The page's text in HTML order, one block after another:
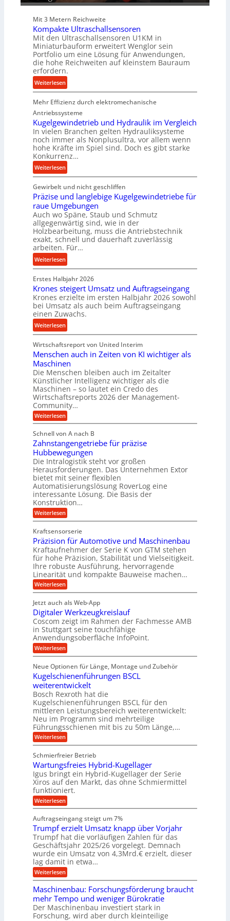
i
P
r
o
d
u
k
t
i
o
i
n
d
e
n
M
i
t
t
e
l
s
a
n
d
Mit 3 Metern Reichweite
Kompakte Ultraschallsensoren
Mit den Ultraschallsensoren U1KM in
Miniaturbauform erweitert Wenglor sein
Portfolio um eine Lösung für Anwendungen,
die hohe Reichweiten auf kleinstem Bauraum
erfordern.
Weiterlesen:
K
o
m
p
a
k
t
e
U
l
t
r
a
s
c
h
a
l
l
s
e
n
s
o
r
e
n
Mehr Effizienz durch elektromechanische
Antriebssysteme
Kugelgewindetrieb und Hydraulik im Vergleich
In vielen Branchen gelten Hydrauliksysteme
noch immer als Nonplusultra, vor allem wenn
hohe Kräfte im Spiel sind. Doch es gibt starke
Konkurrenz…
Weiterlesen:
K
u
g
e
l
g
e
w
i
n
e
t
r
i
b
u
n
d
H
y
d
r
a
u
i
k
i
m
V
e
r
g
l
c
h
Gewirbelt und nicht geschliffen
Präzise und langlebige Kugelgewindetriebe für
raue Umgebungen
Auch wo Späne, Staub und Schmutz
allgegenwärtig sind, wie in der
Holzbearbeitung, muss die Antriebstechnik
exakt, schnell und dauerhaft zuverlässig
arbeiten. Für…
Weiterlesen:
P
r
ä
z
i
s
e
u
n
d
l
a
n
g
l
e
b
i
g
e
K
u
g
e
l
g
e
w
n
d
e
t
r
i
e
b
e
f
ü
r
r
a
u
e
U
m
g
e
b
u
n
g
e
n
Erstes Halbjahr 2026
Krones steigert Umsatz und Auftragseingang
Krones erzielte im ersten Halbjahr 2026 sowohl
bei Umsatz als auch beim Auftragseingang
einen Zuwachs.
Weiterlesen:
K
r
o
n
e
s
s
t
e
i
g
e
r
t
U
m
s
a
t
z
u
n
d
A
u
f
t
a
g
s
e
i
n
g
a
n
g
Wirtschaftsreport von United Interim
Menschen auch in Zeiten von KI wichtiger als
Maschinen
Die Menschen bleiben auch im Zeitalter
Künstlicher Intelligenz wichtiger als die
Maschinen – so lautet ein Credo des
Wirtschaftsreports 2026 der Management-
Community…
Weiterlesen:
M
n
s
c
h
e
n
a
u
c
h
i
n
Z
e
e
n
v
o
n
K
I
w
i
c
h
t
i
g
e
r
a
l
s
M
a
s
c
h
i
n
e
n
Schnell von A nach B
Zahnstangengetriebe für präzise
Hubbewegungen
Die Intralogistik steht vor großen
Herausforderungen. Das Unternehmen Extor
bietet mit seiner flexiblen
Automatisierungslösung RoverLog eine
interessante Lösung. Die Basis der
Konstruktion…
Weiterlesen:
Z
h
n
s
t
a
n
g
e
n
e
t
r
i
e
b
e
f
r
p
r
ä
z
i
s
e
H
u
b
e
w
e
g
u
n
g
e
Kraftsensorserie
Präzision für Automotive und Maschinenbau
Kraftaufnehmer der Serie K von GTM stehen
für hohe Präzision, Stabilität und Vielseitigkeit.
Ihre robuste Ausführung, hervorragende
Linearität und kompakte Bauweise machen…
Weiterlesen:
P
ä
z
i
s
i
o
n
f
r
A
u
t
o
m
o
t
i
v
e
n
d
M
a
s
c
h
i
e
n
b
a
u
Jetzt auch als Web-App
Digitaler Werkzeugkreislauf
Coscom zeigt im Rahmen der Fachmesse AMB
in Stuttgart seine touchfähige
Anwendungsoberfläche InfoPoint.
Weiterlesen:
D
g
i
t
a
l
e
r
W
e
r
k
z
e
u
g
k
r
e
i
s
a
u
f
Neue Optionen für Länge, Montage und Zubehör
Kugelschienenführungen BSCL
weiterentwickelt
Bosch Rexroth hat die
Kugelschienenführungen BSCL für den
mittleren Leistungsbereich weiterentwickelt:
Neu im Programm sind mehrteilige
Führungsschienen mit bis zu 50m Länge,…
Weiterlesen:
K
g
e
l
s
c
h
i
e
e
n
f
ü
h
r
u
n
g
e
n
B
S
C
Schmierfreier Betrieb
Wartungsfreies Hybrid-Kugellager
Igus bringt ein Hybrid-Kugellager der Serie
Xiros auf den Markt, das ohne Schmiermittel
funktioniert.
Weiterlesen:
W
r
t
u
n
g
s
r
e
e
s
H
y
Auftragseingang steigt um 7%
Trumpf erzielt Umsatz knapp über Vorjahr
Trumpf hat die vorläufigen Zahlen für das
Geschäftsjahr 2025/26 vorgelegt. Demnach
wurde ein Umsatz von 4,3Mrd.€ erzielt, dieser
lag damit in etwa…
Weiterlesen:
T
u
m
p
f
Maschinenbau: Forschungsförderung braucht
mehr Tempo und weniger Bürokratie
Der Maschinenbau investiert stark in
Forschung, wird aber durch kleinteilige